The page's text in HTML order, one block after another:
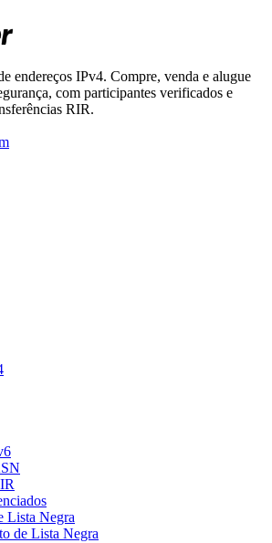
endereços IPv4. Compre, venda e alugue
com participantes verificados e
RIR.
Lista Negra
de Lista Negra